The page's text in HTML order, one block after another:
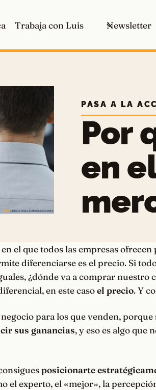
Trabaja con Luis Newsletter
PASA A LA
Por
en
el quetodos las empresas
diferenciarse es el precio. Si
¿dónde va a comprar nuestro
en este casoel precio. Y
negocio para los que venden,
sus ganancias, y eso es algo que
posicionarte
el experto, el «mejor», la